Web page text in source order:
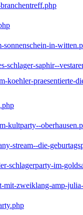
sonnenschein-in-
schlager-saphir--
koehler-praesentierte-
kultparty--
stream--die-
schlagerparty-im-
mit-zweiklang-amp-